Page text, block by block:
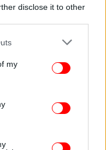
disclose it to other
one or more Google
You may click to
third-party tags to
in below Google
my